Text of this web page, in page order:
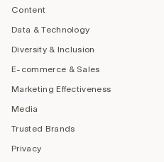
Content
Data & Technology
Diversity & Inclusion
E-commerce & Sales
Marketing Effectiveness
Media
Trusted Brands
Privacy